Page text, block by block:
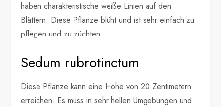
haben charakteristische weiße Linien auf den
Blättern. Diese Pflanze blüht und ist sehr einfach zu
pflegen und zu züchten.
Sedum rubrotinctum
Diese Pflanze kann eine Höhe von 20 Zentimetern
erreichen. Es muss in sehr hellen Umgebungen und